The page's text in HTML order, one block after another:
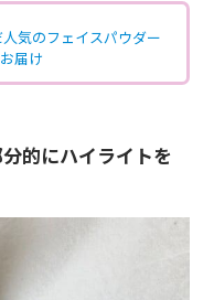
人気のフェイスパウダー
届け
的にハイライトを